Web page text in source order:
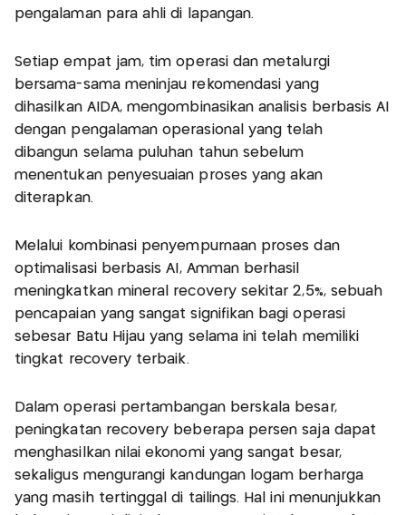
pengalaman para ahli di lapangan.
Setiap empat jam, tim operasi dan metalurgi
bersama-sama meninjau rekomendasi yang
dihasilkan AIDA, mengombinasikan analisis berbasis AI
dengan pengalaman operasional yang telah
dibangun selama puluhan tahun sebelum
menentukan penyesuaian proses yang akan
diterapkan.
Melalui kombinasi penyempurnaan proses dan
optimalisasi berbasis AI, Amman berhasil
meningkatkan mineral recovery sekitar 2,5%, sebuah
pencapaian yang sangat signifikan bagi operasi
sebesar Batu Hijau yang selama ini telah memiliki
tingkat recovery terbaik.
Dalam operasi pertambangan berskala besar,
peningkatan recovery beberapa persen saja dapat
menghasilkan nilai ekonomi yang sangat besar,
sekaligus mengurangi kandungan logam berharga
yang masih tertinggal di tailings. Hal ini menunjukkan